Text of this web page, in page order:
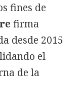
fines de
firma
desde 2015
el
de la